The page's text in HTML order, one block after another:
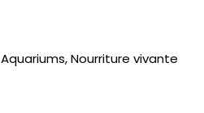
Aquariums,Nourriture vivante